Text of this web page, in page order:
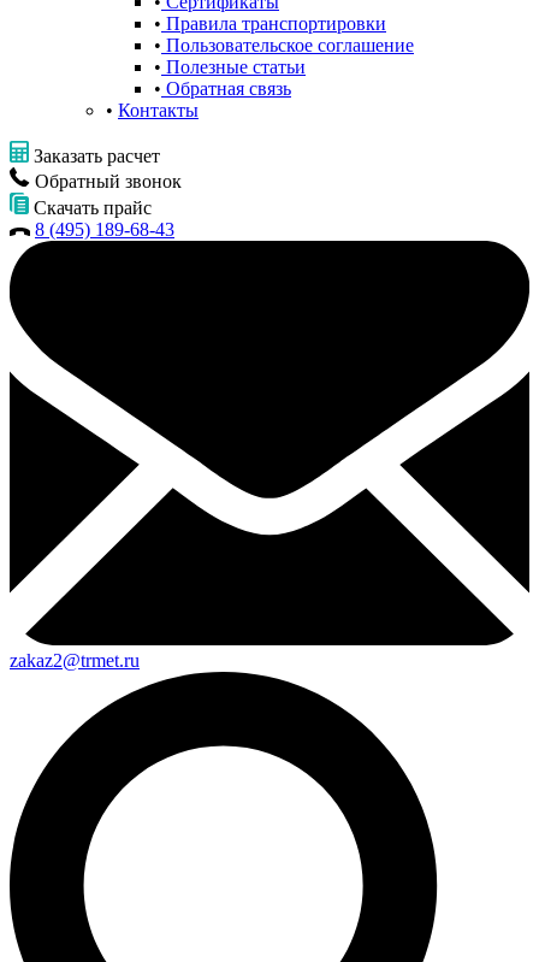
Правила транспортировки
Пользовательское соглашение
Полезные статьи
Обратная связь
Контакты
Заказать расчет
Обратный звонок
Скачать прайс
8 (495) 189-68-43
zakaz2@trmet.ru